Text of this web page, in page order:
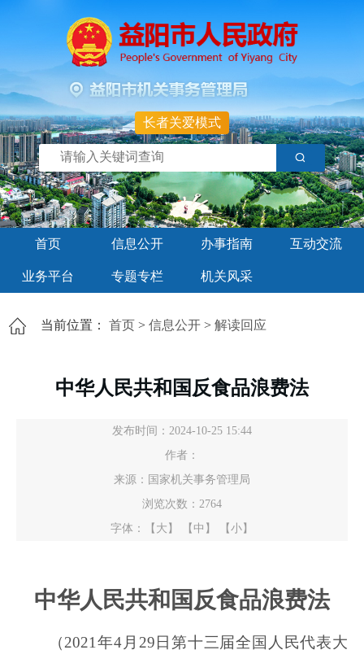
长者关爱模式
首页 信息公开 办事指南 互动交流
业务平台 专题专栏 机关风采
当前位置： 首页 > 信息公开 > 解读回应
中华人民共和国反食品浪费法
发布时间：2024-10-25 15:44
作者：
来源：国家机关事务管理局
浏览次数： 2764
字体：
【大】 【中】 【小】
中华人民共和国反食品浪费法
（2021年4月29日第十三届全国人民代表大